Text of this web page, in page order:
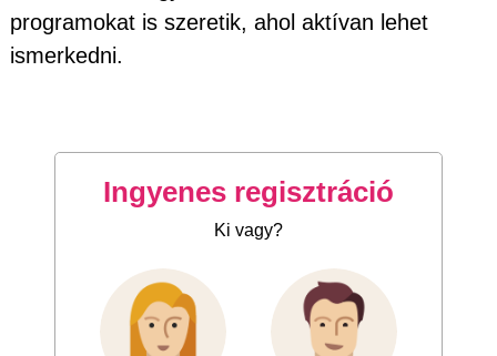
programokat is szeretik, ahol aktívan lehet
ismerkedni.
Ingyenes regisztráció
Ki vagy?